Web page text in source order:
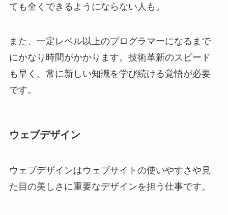
ても全くできるようにならない人も。
また、一定レベル以上のプログラマーになるまで
にかなり時間がかかります。技術革新のスピード
も早く、常に新しい知識を学び続ける覚悟が必要
です。
ウェブデザイン
ウェブデザインはウェブサイトの使いやすさや見
た目の美しさに重要なデザインを担う仕事です。